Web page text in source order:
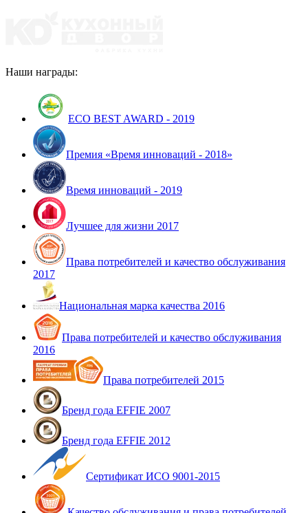
Наши награды:
ECO BEST AWARD - 2019
Премия «Время инноваций - 2018»
Время инноваций - 2019
Лучшее для жизни 2017
Права потребителей и качество обслуживания
2017
Национальная марка качества 2016
Права потребителей и качество обслуживания
2016
Права потребителей 2015
Бренд года EFFIE 2007
Бренд года EFFIE 2012
Сертификат ИСО 9001-2015